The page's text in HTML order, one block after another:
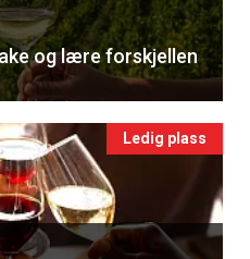
og lære forskjellen
Ledig plass